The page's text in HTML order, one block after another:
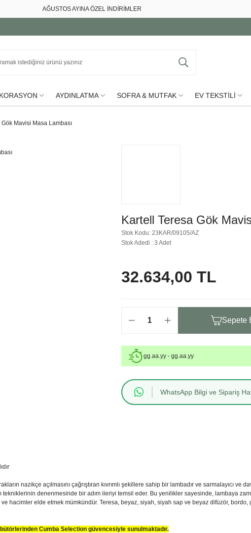
AĞUSTOS AYINA ÖZEL İNDİRİMLER
AYDINLATMA SOFRA & MUTFAK EV TEKSTİLİ
Mavisi Masa Lambası
Kartell Teresa Gök
Stok Kodu: 23KAR/09105/AZ
Stok Adedi : 3 Adet
32.634,00 TL
Sepete
gg.aa.yy - gg.aa.yy
WhatsApp Bilgi ve Sipariş
nazikçe açılmasını çağrıştıran kıvrımlı şekillere sahip bir lambadır ve sarmalayıcı ve
tekniklerinin denenmesinde bir adım ileriyi temsil eder. Bu yenilikler sayesinde, lambaya
ve hacimler elde etmek mümkündür. Teresa, beyaz, siyah, siyah sap ve beyaz difüzör,
Cumba Selection güvencesiyle sunulmaktadır.